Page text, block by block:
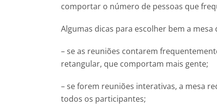
comportar o número de pessoas que
Algumas dicas para escolher bem a mesa
– se as reuniões contarem
retangular, que comportam mais gente;
– se forem reuniões interativas, a mesa
todos os participantes;